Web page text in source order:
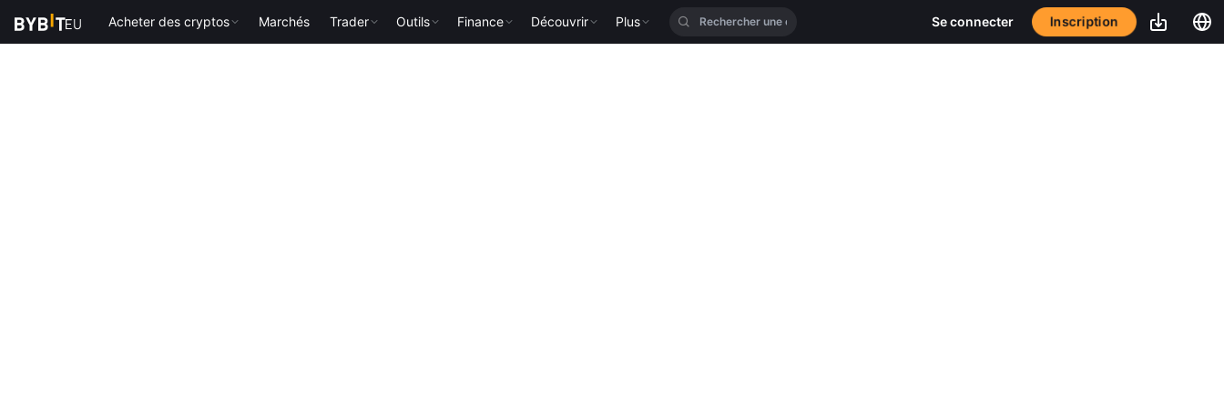
Acheter des cryptos Marchés Trader Outils Finance Découvrir Plus Se connecter Inscription